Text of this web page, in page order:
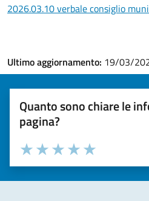
2026.03.10 verbale consiglio
Ultimo aggiornamento: 19/03/
Quanto sono chiare le
pagina?
Valuta la chiarezza delle informazioni
Seleziona il numero di stelle
Valuta 5 stelle
Valuta 4 stelle su 5
Valuta 3 stelle su 5
Valuta 2 stelle su 5
Valuta 1 stelle su 5